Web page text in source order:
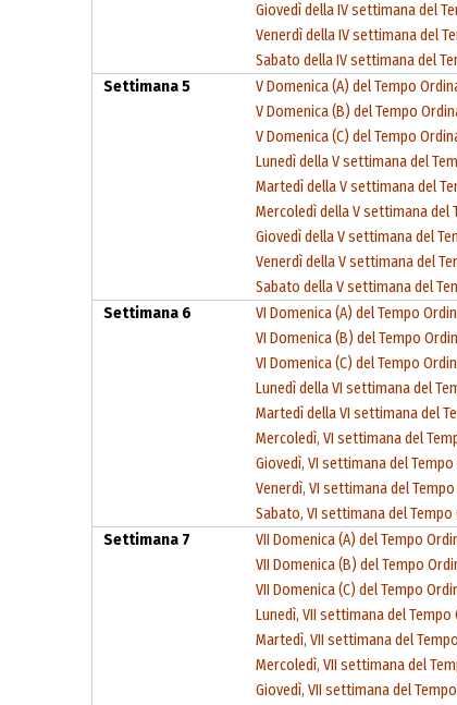
Giovedì della IV settimana del
Venerdì della IV settimana del
Sabato della IV settimana del
Settimana 5
V Domenica (A) del Tempo
V Domenica (B) del Tempo
V Domenica (C) del Tempo
Lunedì della V settimana del
Martedì della V settimana del
Mercoledì della V settimana del
Giovedì della V settimana del
Venerdì della V settimana del
Sabato della V settimana del
Settimana 6
VI Domenica (A) del Tempo
VI Domenica (B) del Tempo
VI Domenica (C) del Tempo
Lunedì della VI settimana del
Martedì della VI settimana del
Mercoledì, VI settimana del
Giovedì, VI settimana del
Venerdì, VI settimana del
Sabato, VI settimana del
Settimana 7
VII Domenica (A) del Tempo
VII Domenica (B) del Tempo
VII Domenica (C) del Tempo
Lunedì, VII settimana del Tempo
Martedì, VII settimana del
Mercoledì, VII settimana del
Giovedì, VII settimana del